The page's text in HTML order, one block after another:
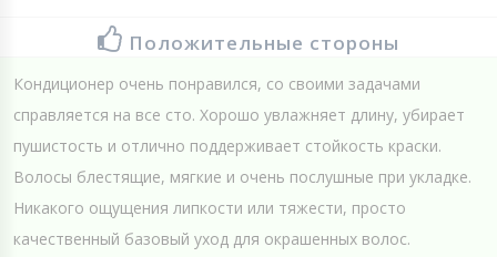
Положительные стороны
Кондиционер очень понравился, со своими задачами
справляется на все сто. Хорошо увлажняет длину, убирает
пушистость и отлично поддерживает стойкость краски.
Волосы блестящие, мягкие и очень послушные при укладке.
Никакого ощущения липкости или тяжести, просто
качественный базовый уход для окрашенных волос.